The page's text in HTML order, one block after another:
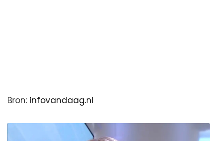
Bron: infovandaag.nl